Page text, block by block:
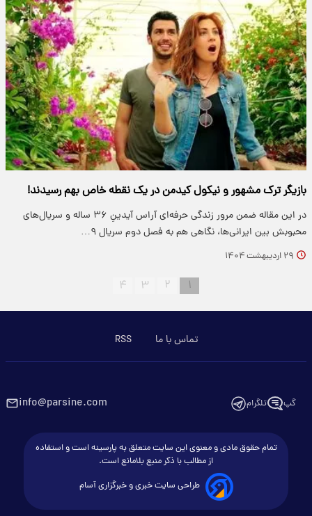
بازیگر ترک مشهور و نیکول کیدمن در یک نقطه خاص بهم رسیدند!
​در این مقاله ضمن مرور زندگی حرفه‌ای آراس آیدینِ ۳۶ ساله و سریال‌های
محبوبش بین ایرانی‌ها، نگاهی هم به فصل دوم سریال ۹…
۲۹ اردیبهشت ۱۴۰۴
۱ ۲ ۳ ۴
تماس با ما RSS
گپ تلگرام info@parsine.com
تمام حقوق مادی و معنوی این سایت متعلق به پارسینه است و استفاده
از مطالب با ذکر منبع بلامانع است.
طراحی سایت خبری و خبرگزاری آسام